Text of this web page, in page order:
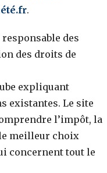
.
des
des droits de
expliquant
existantes. Le site
l’impôt, la
meilleur choix
concernent tout le